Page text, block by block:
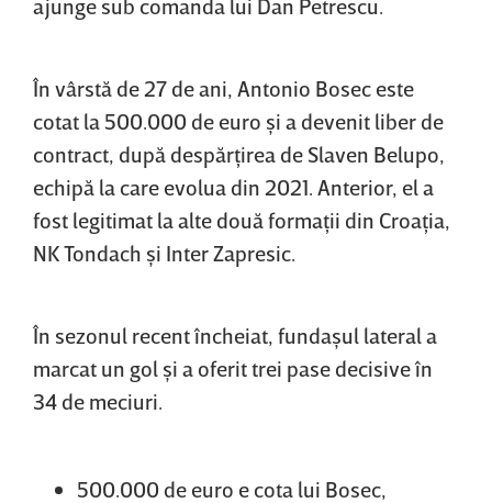
În vârstă de 27 de ani, Antonio Bosec este
cotat la 500.000 de euro şi a devenit liber de
contract, după despărţirea de Slaven Belupo,
echipă la care evolua din 2021. Anterior, el a
fost legitimat la alte două formaţii din Croaţia,
NK Tondach şi Inter Zapresic.
În sezonul recent încheiat, fundaşul lateral a
marcat un gol şi a oferit trei pase decisive în
34 de meciuri.
500.000 de euro e cota lui Bosec,